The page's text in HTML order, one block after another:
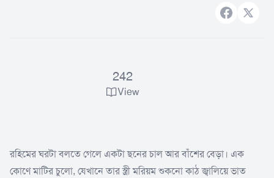
Facebook
X
242
View
রহিমের ঘরটা বলতে গেলে একটা ছনের চাল আর বাঁশের বেড়া। এক
কোণে মাটির চুলো, যেখানে তার স্ত্রী মরিয়ম শুকনো কাঠ জ্বালিয়ে ভাত